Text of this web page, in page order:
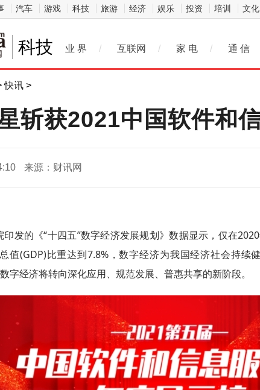
汽车 游戏 科技 旅游 经济 娱乐 投资 培训 文化
科技 业 界 / 互联网 / 家 电 / 通 信
快讯 >
斩获2021中国软件和
来源：财讯网
印发的《“十四五”数字经济发展规划》数据显示，仅在
值(GDP)比重达到7.8%，数字经济为我国经济社会持续
字经济将转向深化应用、规范发展、普惠共享的新阶段。